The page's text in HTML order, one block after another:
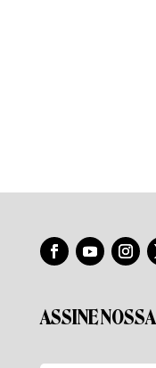
ASSINE